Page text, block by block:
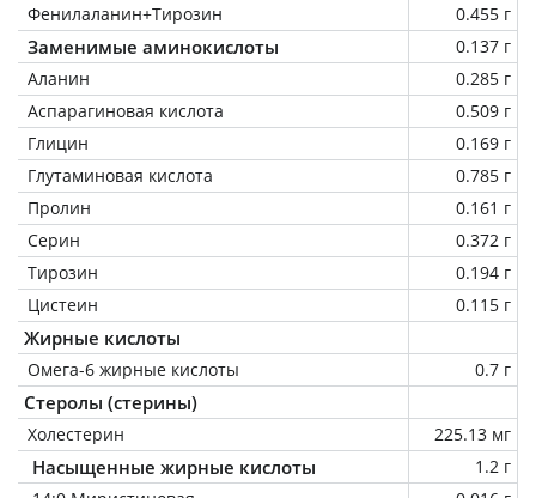
Фенилаланин+Тирозин
0.455 г
Заменимые аминокислоты
0.137 г
Аланин
0.285 г
Аспарагиновая кислота
0.509 г
Глицин
0.169 г
Глутаминовая кислота
0.785 г
Пролин
0.161 г
Серин
0.372 г
Тирозин
0.194 г
Цистеин
0.115 г
Жирные кислоты
Омега-6 жирные кислоты 0.7 г
Стеролы (стерины)
Холестерин 225.13 мг
Насыщенные жирные кислоты
1.2 г